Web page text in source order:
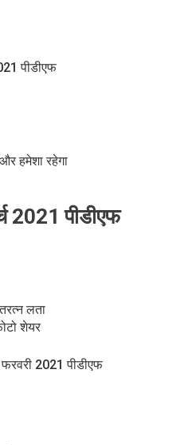
पीडीएफ
और हमेशा रहेगा
2021 पीडीएफ
लता
शेयर
फरवरी 2021 पीडीएफ